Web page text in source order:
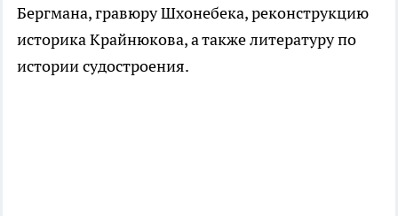
Бергмана, гравюру Шхонебека, реконструкцию
историка Крайнюкова, а также литературу по
истории судостроения.